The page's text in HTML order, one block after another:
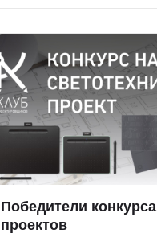
Победители конкурса
проектов